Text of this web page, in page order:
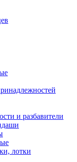
и разбавители
лотки